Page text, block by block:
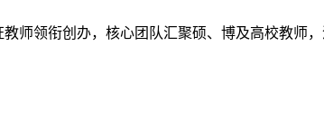
师领衔创办，核心团队汇聚硕、博及高校教师